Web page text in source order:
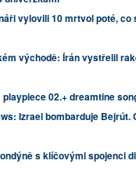
vylovili 10 mrtvol poté, co
východě: Írán vystřelil
playpiece 02.+ dreamtine
Izrael bombarduje Bejrút.
s klíčovými spojenci